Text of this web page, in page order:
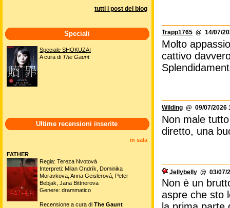
Trapp1765 @ 14/07/
Molto
cattivo
Wilding @ 09/07/2026
Non male
diretto, una
Jellybelly @ 03/07/
Non è un
aspre che sto
tutti i post del blog
Speciali
Speciale SHOKUZAI
A cura di The Gaunt
Ultime recensioni inserite
in sala
FATHER
Regia: Tereza Nvotová
Interpreti: Milan Ondrík, Dominika
Moravkova, Anna Geislerová, Peter
Bebjak, Jana Bittnerova
Genere: drammatico
Recensione a cura di The Gaunt